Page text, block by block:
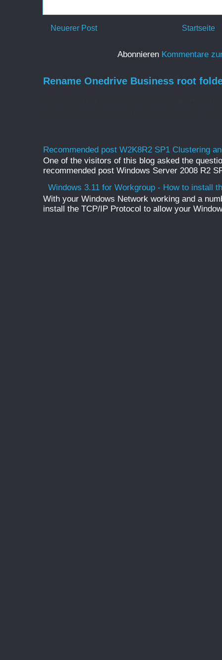
Neuerer Post Startseite
Abonnieren Kommentare
Rename Onedrive Business root
Recommended post W2K8R2 SP1 Clustering
One of the visitors of this blog asked the
recommended post Windows Server 2008 R2
Windows 3.11 for Workgroup - How to install
With your Windows Network working and a
install the TCP/IP Protocol to allow your